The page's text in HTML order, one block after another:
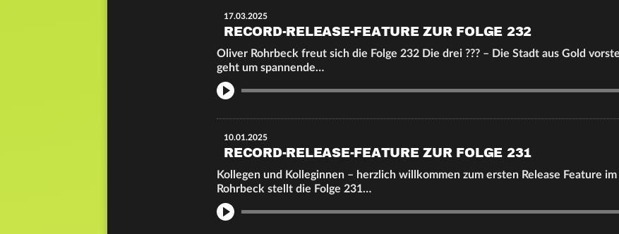
17.03.2025
RECORD-RELEASE-FEATURE ZUR FOLGE 232
Oliver Rohrbeck freut sich die Folge 232 Die drei ??? – Die Stadt aus Gold
geht um spannende…
10.01.2025
RECORD-RELEASE-FEATURE ZUR FOLGE 231
Kollegen und Kolleginnen – herzlich willkommen zum ersten Release Feature
Rohrbeck stellt die Folge 231…